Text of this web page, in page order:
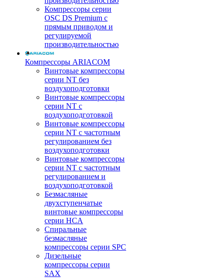
Компрессоры серии
OSC DS Premium с
прямым приводом и
регулируемой
производительностью
Компрессоры ARIACOM
Винтовые компрессоры
серии NT без
воздухоподготовки
Винтовые компрессоры
серии NT c
воздухоподготовкой
Винтовые компрессоры
серии NT с частотным
регулированием без
воздухоподготовки
Винтовые компрессоры
серии NT с частотным
регулированием и
воздухоподготовкой
Безмасляные
двухступенчатые
винтовые компрессоры
серии HCA
Спиральные
безмасляные
компрессоры серии SPC
Дизельные
компрессоры серии
SAX